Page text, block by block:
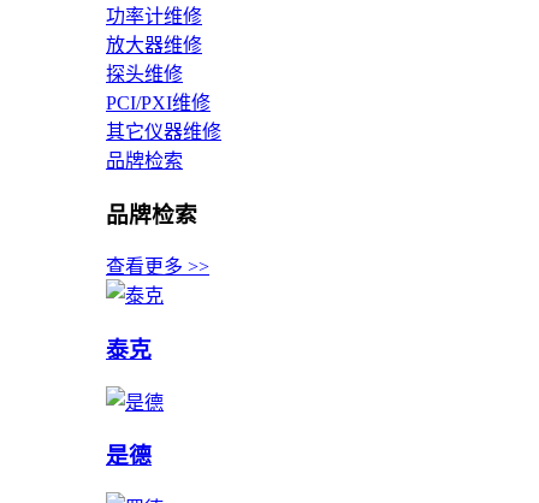
功率计维修
放大器维修
探头维修
PCI/PXI维修
其它仪器维修
品牌检索
品牌检索
查看更多 >>
泰克
是德